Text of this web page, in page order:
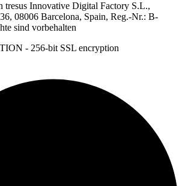
tresus Innovative Digital Factory S.L.,
08006 Barcelona, Spain, Reg.-Nr.: B-
sind vorbehalten
- 256-bit SSL encryption